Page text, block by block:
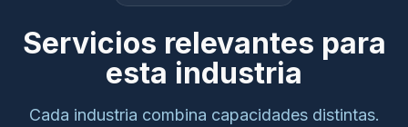
Servicios relevantes para
esta industria
Cada industria combina capacidades distintas.